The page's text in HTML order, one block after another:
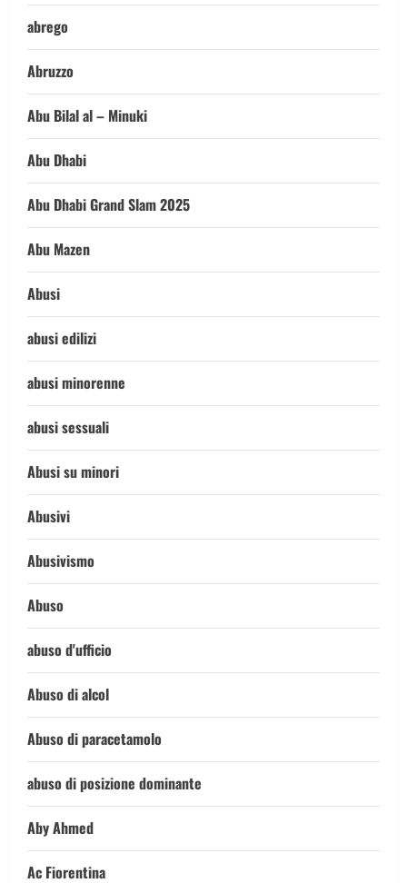
abrego
Abruzzo
Abu Bilal al – Minuki
Abu Dhabi
Abu Dhabi Grand Slam 2025
Abu Mazen
Abusi
abusi edilizi
abusi minorenne
abusi sessuali
Abusi su minori
Abusivi
Abusivismo
Abuso
abuso d'ufficio
Abuso di alcol
Abuso di paracetamolo
abuso di posizione dominante
Aby Ahmed
Ac Fiorentina